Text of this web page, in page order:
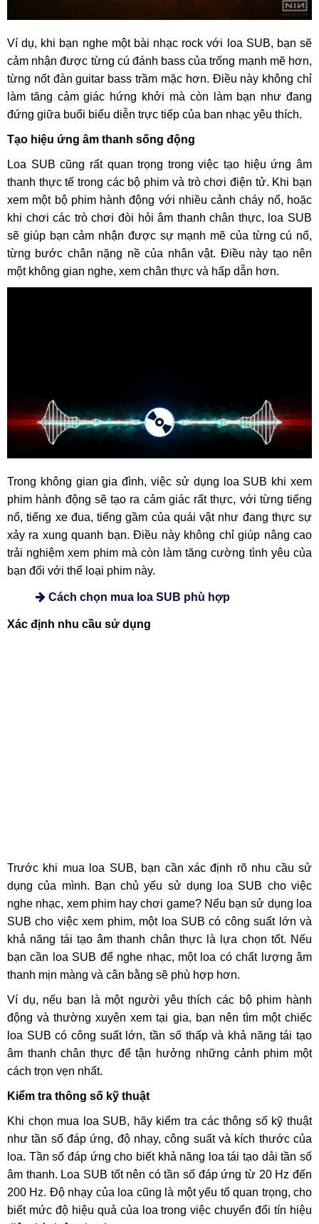
Ví dụ, khi bạn nghe một bài nhạc rock với loa SUB, bạn sẽ
cảm nhận được từng cú đánh bass của trống mạnh mẽ hơn,
từng nốt đàn guitar bass trầm mặc hơn. Điều này không chỉ
làm tăng cảm giác hứng khởi mà còn làm bạn như đang
đứng giữa buổi biểu diễn trực tiếp của ban nhạc yêu thích.
Tạo hiệu ứng âm thanh sống động
Loa SUB cũng rất quan trọng trong việc tạo hiệu ứng âm
thanh thực tế trong các bộ phim và trò chơi điện tử. Khi bạn
xem một bộ phim hành động với nhiều cảnh cháy nổ, hoặc
khi chơi các trò chơi đòi hỏi âm thanh chân thực, loa SUB
sẽ giúp bạn cảm nhận được sự mạnh mẽ của từng cú nổ,
từng bước chân nặng nề của nhân vật. Điều này tạo nên
một không gian nghe, xem chân thực và hấp dẫn hơn.
Trong không gian gia đình, việc sử dụng loa SUB khi xem
phim hành động sẽ tạo ra cảm giác rất thực, với từng tiếng
nổ, tiếng xe đua, tiếng gầm của quái vật như đang thực sự
xảy ra xung quanh bạn. Điều này không chỉ giúp nâng cao
trải nghiệm xem phim mà còn làm tăng cường tình yêu của
bạn đối với thể loại phim này.
Cách chọn mua loa SUB phù hợp
Xác định nhu cầu sử dụng
Trước khi mua loa SUB, bạn cần xác định rõ nhu cầu sử
nghe nhạc, xem phim hay chơi game? Nếu bạn sử dụng loa
SUB cho việc xem phim, một loa SUB có công suất lớn và
khả năng tái tạo âm thanh chân thực là lựa chọn tốt. Nếu
bạn cần loa SUB để nghe nhạc, một loa có chất lượng âm
thanh mịn màng và cân bằng sẽ phù hợp hơn.
Ví dụ, nếu bạn là một người yêu thích các bộ phim hành
động và thường xuyên xem tại gia, bạn nên tìm một chiếc
loa SUB có công suất lớn, tần số thấp và khả năng tái tạo
âm thanh chân thực để tận hưởng những cảnh phim một
cách trọn vẹn nhất.
Kiểm tra thông số kỹ thuật